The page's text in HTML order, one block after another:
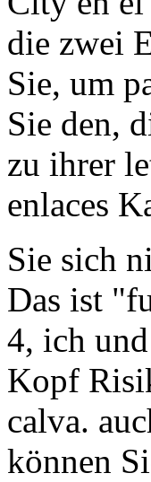
die zwei
Sie, um
Sie den,
zu ihrer
enlaces
Sie sich
Das ist
4, ich
Kopf
calva.
können